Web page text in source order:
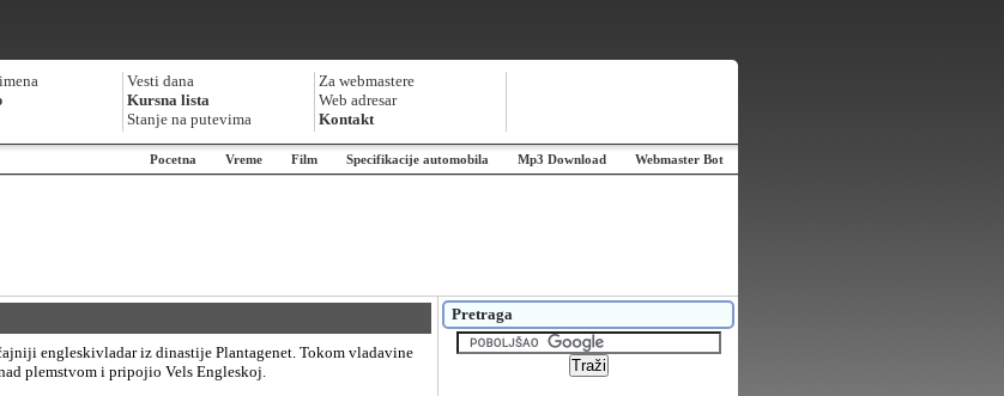
Vesti dana
Kursna lista
Stanje na putevima
Za webmastere
Web adresar
Kontakt
Pocetna Vreme Film Specifikacije automobila Mp3 Download Webmaster Bot
plemstvom i pripojio Vels Engleskoj.
Pretraga